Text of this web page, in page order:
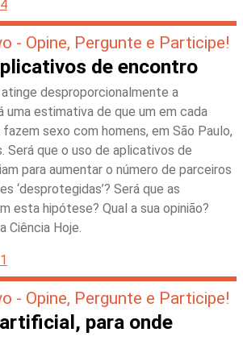
- Opine, Pergunte e Participe!
de encontro
desproporcionalmente a
uma estimativa de que um em cada
sexo com homens, em São Paulo,
Será que o uso de aplicativos de
para aumentar o número de parceiros
‘desprotegidas’? Será que as
esta hipótese? Qual a sua opinião?
Ciência Hoje.
- Opine, Pergunte e Participe!
para onde